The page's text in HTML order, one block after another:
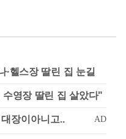
·헬스장 딸린 집 눈길
영장 딸린 집 살았다"